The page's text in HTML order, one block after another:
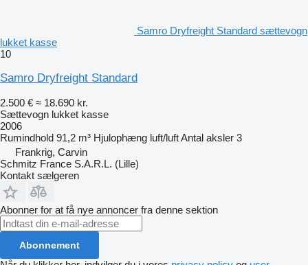
Samro Dryfreight Standard sættevogn
lukket kasse
10
Samro Dryfreight Standard
2.500 € ≈ 18.690 kr.
Sættevogn lukket kasse
2006
Rumindhold 91,2 m³ Hjulophæng luft/luftAntal aksler 3
Frankrig, Carvin
Schmitz France S.A.R.L. (Lille)
Kontakt sælgeren
Abonner for at få nye annoncer fra denne sektion
Abonnement